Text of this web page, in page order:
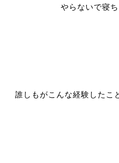
やらないで寝ち
誰しもがこんな経験したこ